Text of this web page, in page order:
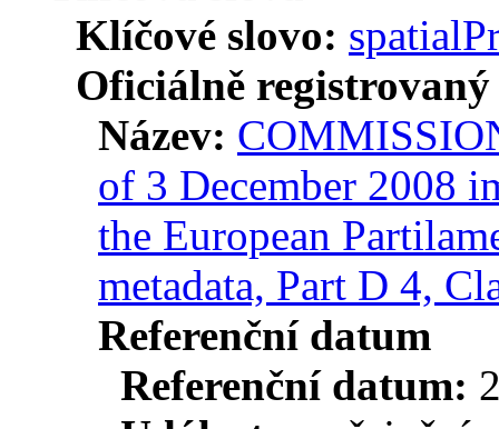
Klíčové slovo:
Oficiálně registrovaný
Název:
of 3 December 2008
the European
metadata, Part D 4,
Referenční datum
Referenční datum: